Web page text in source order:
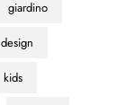
giardino
kids